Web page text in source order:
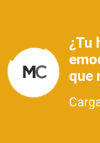
¿Tu
que